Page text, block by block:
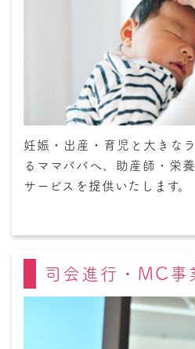
妊娠・出産・育児と大きな
るママパパへ、助産師・栄
サービスを提供いたします。
司会進行・MC事